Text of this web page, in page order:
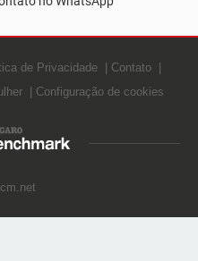
de Privacidade
Contato
Configuração de cookies